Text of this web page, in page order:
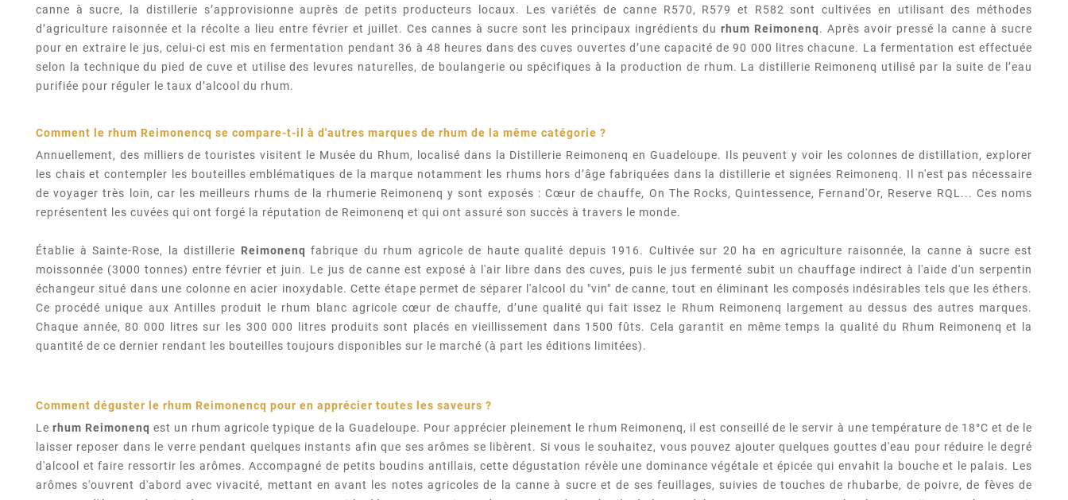
(2 avis) (2 avis)
canne à sucre, la distillerie s’approvisionne auprès de petits producteurs locaux. Les variétés de canne R570, R579 et R582 sont cultivées en utilisant des méthodes
d’agriculture raisonnée et la récolte a lieu entre février et juillet. Ces cannes à sucre sont les principaux ingrédients du rhum Reimonenq. Après avoir pressé la canne à sucre
pour en extraire le jus, celui-ci est mis en fermentation pendant 36 à 48 heures dans des cuves ouvertes d’une capacité de 90 000 litres chacune. La fermentation est effectuée
selon la technique du pied de cuve et utilise des levures naturelles, de boulangerie ou spécifiques à la production de rhum. La distillerie Reimonenq utilisé par la suite de l’eau
purifiée pour réguler le taux d’alcool du rhum.
Comment le rhum Reimonencq se compare-t-il à d'autres marques de rhum de la même catégorie ?
Annuellement, des milliers de touristes visitent le Musée du Rhum, localisé dans la Distillerie Reimonenq en Guadeloupe. Ils peuvent y voir les colonnes de distillation, explorer
les chais et contempler les bouteilles emblématiques de la marque notamment les rhums hors d’âge fabriquées dans la distillerie et signées Reimonenq. Il n'est pas nécessaire
de voyager très loin, car les meilleurs rhums de la rhumerie Reimonenq y sont exposés : Cœur de chauffe, On The Rocks, Quintessence, Fernand'Or, Reserve RQL... Ces noms
représentent les cuvées qui ont forgé la réputation de Reimonenq et qui ont assuré son succès à travers le monde.
Établie à Sainte-Rose, la distillerie Reimonenq fabrique du rhum agricole de haute qualité depuis 1916. Cultivée sur 20 ha en agriculture raisonnée, la canne à sucre est
moissonnée (3000 tonnes) entre février et juin. Le jus de canne est exposé à l'air libre dans des cuves, puis le jus fermenté subit un chauffage indirect à l'aide d'un serpentin
échangeur situé dans une colonne en acier inoxydable. Cette étape permet de séparer l'alcool du "vin" de canne, tout en éliminant les composés indésirables tels que les éthers.
Ce procédé unique aux Antilles produit le rhum blanc agricole cœur de chauffe, d’une qualité qui fait issez le Rhum Reimonenq largement au dessus des autres marques.
Chaque année, 80 000 litres sur les 300 000 litres produits sont placés en vieillissement dans 1500 fûts. Cela garantit en même temps la qualité du Rhum Reimonenq et la
quantité de ce dernier rendant les bouteilles toujours disponibles sur le marché (à part les éditions limitées).
Comment déguster le rhum Reimonencq pour en apprécier toutes les saveurs ?
Lerhum Reimonenqest un rhum agricole typique de la Guadeloupe. Pour apprécier pleinement le rhum Reimonenq, il est conseillé de le servir à une température de 18°C et de le
laisser reposer dans le verre pendant quelques instants afin que ses arômes se libèrent. Si vous le souhaitez, vous pouvez ajouter quelques gouttes d'eau pour réduire le degré
d'alcool et faire ressortir les arômes. Accompagné de petits boudins antillais, cette dégustation révèle une dominance végétale et épicée qui envahit la bouche et le palais. Les
arômes s'ouvrent d'abord avec vivacité, mettant en avant les notes agricoles de la canne à sucre et de ses feuillages, suivies de touches de rhubarbe, de poivre, de fèves de